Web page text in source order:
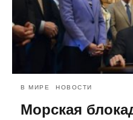
В МИРЕ НОВОСТИ
Морская